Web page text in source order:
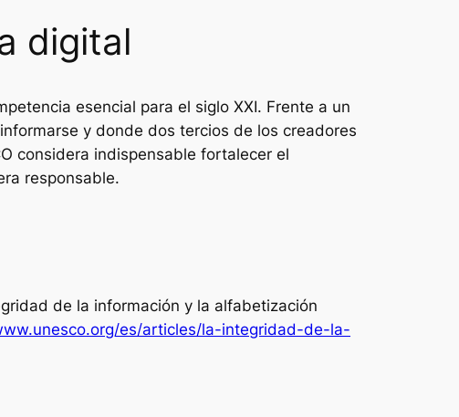
digital
esencial para el siglo XXI. Frente a un
y donde dos tercios de los creadores
considera indispensable fortalecer el
responsable.
de la información y la alfabetización
es/articles/la-integridad-de-la-